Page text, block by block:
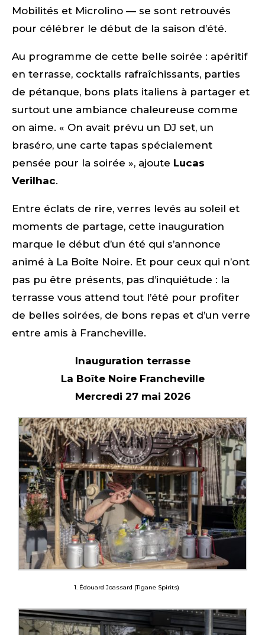
Mobilités et Microlino — se sont retrouvés
pour célébrer le début de la saison d’été.
Au programme de cette belle soirée : apéritif
en terrasse, cocktails rafraîchissants, parties
de pétanque, bons plats italiens à partager et
surtout une ambiance chaleureuse comme
on aime. « On avait prévu un DJ set, un
braséro, une carte tapas spécialement
pensée pour la soirée », ajoute Lucas
Verilhac.
Entre éclats de rire, verres levés au soleil et
moments de partage, cette inauguration
marque le début d’un été qui s’annonce
animé à La Boîte Noire. Et pour ceux qui n’ont
pas pu être présents, pas d’inquiétude : la
terrasse vous attend tout l’été pour profiter
de belles soirées, de bons repas et d’un verre
entre amis à Francheville.
Inauguration terrasse
La Boîte Noire Francheville
Mercredi 27 mai 2026
1. Édouard Joassard (Tigane Spirits)